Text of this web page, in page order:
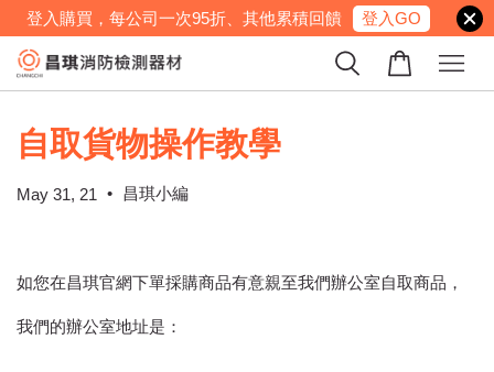
登入購買，每公司一次95折、其他累積回饋 登入GO
自取貨物操作教學
May 31, 21 • 昌琪小編
如您在昌琪官網下單採購商品有意親至我們辦公室自取商品，
我們的辦公室地址是：